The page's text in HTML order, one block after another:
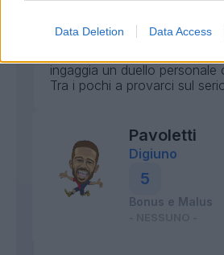
Data Deletion Data Access
ingaggia un duello personale
Tra i pochi a provarci sul
Pavoletti
Digiuno
5
Bonus e Malus